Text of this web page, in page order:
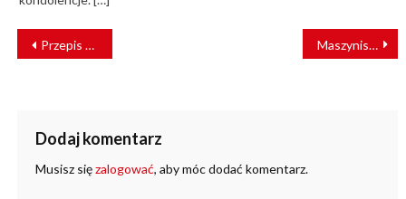
NAWIGACJA
WPISU
Przepis na człowieka [FELIETON] Maszynista ČD zdążył wytracić prędkość. Zapobiegł tragedii [FILM]
Dodaj komentarz
Musisz sięzalogować, aby móc dodać komentarz.